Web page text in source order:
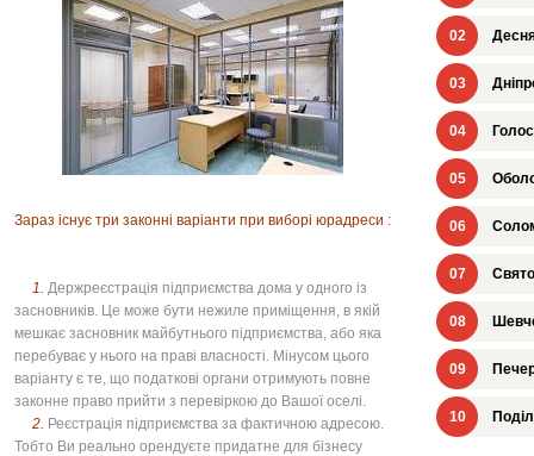
Зараз існує три законні варіанти при виборі юрадреси :
1. Держреєстрація підприємства дома у одного із
засновників. Це може бути нежиле приміщення, в якій
мешкає засновник майбутнього підприємства, або яка
перебуває у нього на праві власності. Мінусом цього
варіанту є те, що податкові органи отримують повне
законне право прийти з перевіркою до Вашої оселі.
2. Реєстрація підприємства за фактичною адресою.
Тобто Ви реально орендуєте придатне для бізнесу
02
03
04
05
06
07
08
09
10